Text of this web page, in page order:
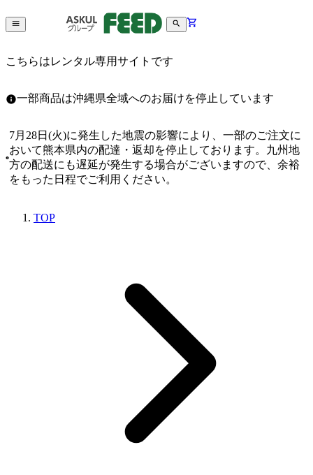
こちらはレンタル専用サイトです
一部商品は沖縄県全域へのお届けを停止しています
7月28日(火)に発生した地震の影響により、一部のご注文に
おいて熊本県内の配達・返却を停止しております。九州地
方の配送にも遅延が発生する場合がございますので、余裕
をもった日程でご利用ください。
TOP